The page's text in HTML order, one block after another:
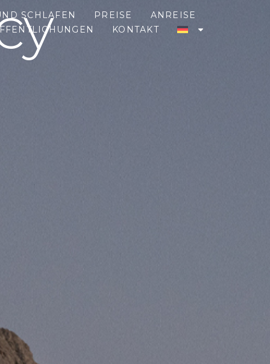
SCHLAFEN PREISE
ANREISE
KONTAKT